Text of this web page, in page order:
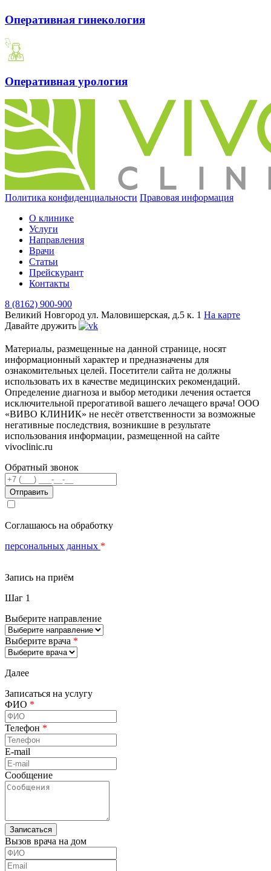
Оперативная гинекология
Оперативная урология
Политика конфиденциальности Правовая информация
О клинике
Услуги
Направления
Врачи
Статьи
Прейскурант
Контакты
8 (8162) 900-900
Великий Новгород ул. Маловишерская, д.5 к. 1 На карте
Давайте дружить
Материалы, размещенные на данной странице, носят
информационный характер и предназначены для
ознакомительных целей. Посетители сайта не должны
использовать их в качестве медицинских рекомендаций.
Определение диагноза и выбор методики лечения остается
исключительной прерогативой вашего лечащего врача! ООО
«ВИВО КЛИНИК» не несёт ответственности за возможные
негативные последствия, возникшие в результате
использования информации, размещенной на сайте
vivoclinic.ru
Обратный звонок
Телефон
Соглашаюсь на обработку
персональных данных *
Запись на приём
Шаг 1
Выберите направление
Выберите врача *
Далее
Записаться на услугу
ФИО *
Телефон *
E-mail
Сообщение
Вызов врача на дом
ФИО
Email